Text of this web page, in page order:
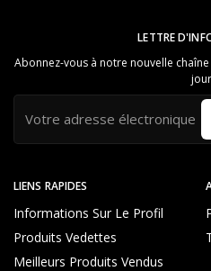
LIENS RAPIDES
Informations Sur Le Profil
Produits Vedettes
Meilleurs Produits Vendus
LETTRE
Abonnez-vous à notre nouvelle
jour